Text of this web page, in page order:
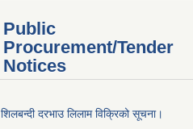
Public
Procurement/Tender
Notices
शिलबन्दी दरभाउ लिलाम विक्रिको सूचना।